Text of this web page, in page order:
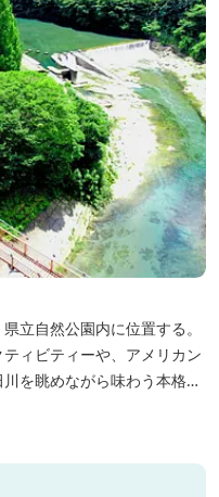
立自然公園内に位置する。
ィビティーや、アメリカン
を眺めながら味わう本格的
光情報は、
クワ...